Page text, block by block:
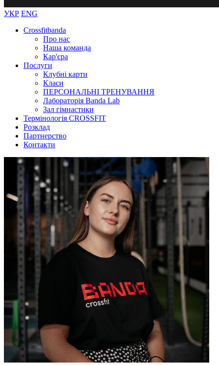
УКР ENG
Crossfitbanda
Про нас
Наша команда
Кар'єра
Послуги
Клубні карти
Класи
ПЕРСОНАЛЬНІ ТРЕНУВАННЯ
Лабораторія Banda Lab
Зал гімнастики
Термінологія CROSSFIT
Розклад
Партнерство
Контакти